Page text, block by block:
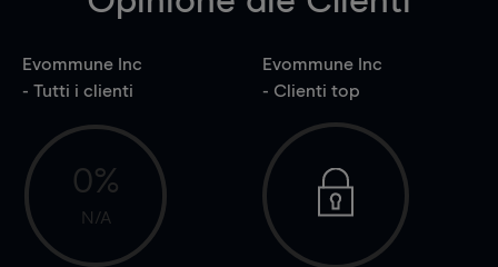
Evommune Inc
- Tutti i clienti
0%
N/A
Evommune Inc
- Clienti top